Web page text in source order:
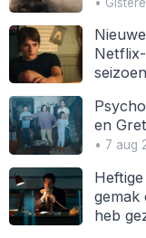
en
• 7 aug
gemak
heb